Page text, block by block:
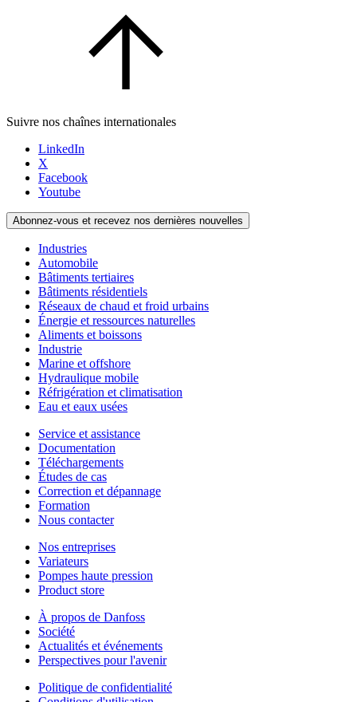
Suivre nos chaînes internationales
LinkedIn
X
Facebook
Youtube
Abonnez-vous et recevez nos dernières nouvelles
Industries
Automobile
Bâtiments tertiaires
Bâtiments résidentiels
Réseaux de chaud et froid urbains
Énergie et ressources naturelles
Aliments et boissons
Industrie
Marine et offshore
Hydraulique mobile
Réfrigération et climatisation
Eau et eaux usées
Service et assistance
Documentation
Téléchargements
Études de cas
Correction et dépannage
Formation
Nous contacter
Nos entreprises
Variateurs
Pompes haute pression
Product store
À propos de Danfoss
Société
Actualités et événements
Perspectives pour l'avenir
Politique de confidentialité